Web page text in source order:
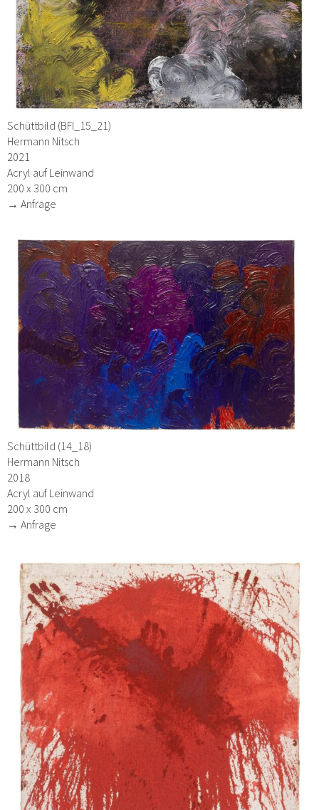
Schüttbild (BFI_15_21)
Hermann Nitsch
2021
Acryl auf Leinwand
200 x 300 cm
→ Anfrage
Schüttbild (14_18)
Hermann Nitsch
2018
Acryl auf Leinwand
200 x 300 cm
→ Anfrage